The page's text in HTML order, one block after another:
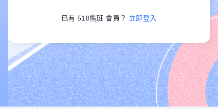
已有 518熊班 會員？ 立即登入